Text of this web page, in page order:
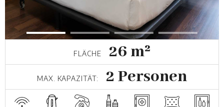
FLÄCHE 26 m²
MAX. KAPAZITÄT: 2 Personen